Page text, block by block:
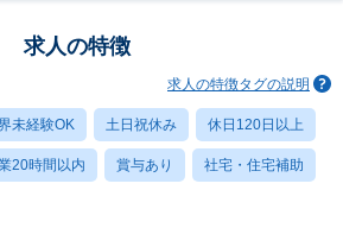
求人の特徴
求人の特徴タグの説明
未経験OK 土日祝休み 休日120日以上
20時間以内 賞与あり 社宅・住宅補助